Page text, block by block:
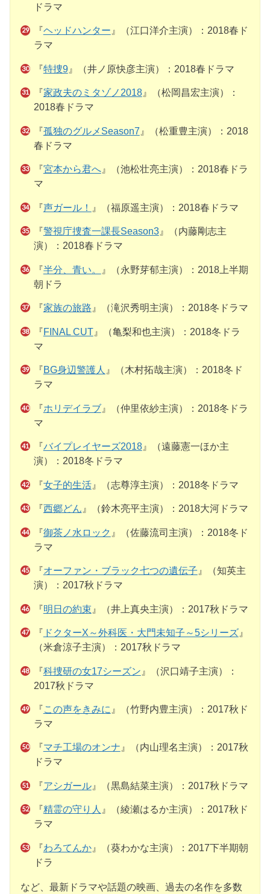
ドラマ
『ヘッドハンター 』（江口洋介主演）：2018春ド
ラマ
『特捜9』（井ノ原快彦主演）：2018春ドラマ
『家政夫のミタゾノ2018』（松岡昌宏主演）：
2018春ドラマ
『孤独のグルメSeason7 』（松重豊主演）：2018
春ドラマ
『宮本から君へ』（池松壮亮主演）：2018春ドラ
マ
『声ガール！ 』（福原遥主演）：2018春ドラマ
『警視庁捜査一課長Season3』（内藤剛志主
演）：2018春ドラマ
『半分、青い。
』（永野芽郁主演）：2018上半期
朝ドラ
『家族の旅路 』（滝沢秀明主演）：2018冬ドラマ
『FINAL CUT』（亀梨和也主演）：2018冬ドラ
マ
『BG身辺警護人 』（木村拓哉主演）：2018冬ド
ラマ
『ホリデイラブ』（仲里依紗主演）：2018冬ドラ
マ
『バイプレイヤーズ2018』（遠藤憲一ほか主
演）：2018冬ドラマ
『女子的生活』（志尊淳主演）：2018冬ドラマ
『西郷どん 』（鈴木亮平主演）：2018大河ドラマ
『御茶ノ水ロック 』（佐藤流司主演）：2018冬ド
ラマ
『オーファン・ブラック七つの遺伝子 』（知英主
演）：2017秋ドラマ
『明日の約束 』（井上真央主演）：2017秋ドラマ
『 ドクターX～外科医・大門未知子～5シリーズ』
（米倉涼子主演）：2017秋ドラマ
『科捜研の女17シーズン 』（沢口靖子主演）：
2017秋ドラマ
『この声をきみに 』（竹野内豊主演）：2017秋ド
ラマ
『 マチ工場のオンナ』（内山理名主演）：2017秋
ドラマ
『アシガール』（黒島結菜主演）：2017秋ドラマ
『 精霊の守り人 』（綾瀬はるか主演）：2017秋ド
ラマ
『わろてんか』（葵わかな主演）：2017下半期朝
ドラ
など、最新ドラマや話題の映画、過去の名作を多数